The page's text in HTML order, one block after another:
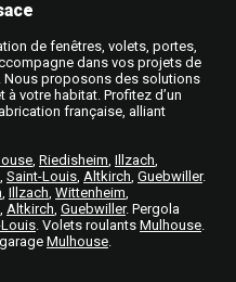
de fenêtres, volets, portes,
dans vos projets de
Nous proposons des solutions
votre habitat. Profitez d’un
française, alliant
, Riedisheim, Illzach,
, Saint-Louis, Altkirch, Guebwiller.
, Illzach, Wittenheim,
, Altkirch, Guebwiller. Pergola
. Volets roulants Mulhouse.
Mulhouse.